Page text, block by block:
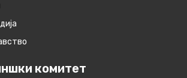
комитет